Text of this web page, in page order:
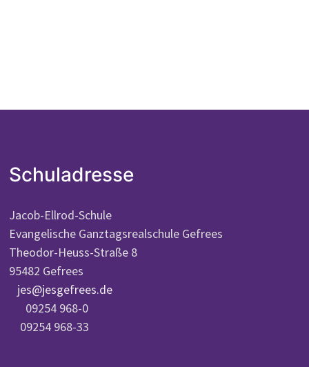
Schuladresse
Jacob-Ellrod-Schule
Evangelische Ganztagsrealschule Gefrees
Theodor-Heuss-Straße 8
95482 Gefrees
jes@jesgefrees.de
09254 968-0
09254 968-33